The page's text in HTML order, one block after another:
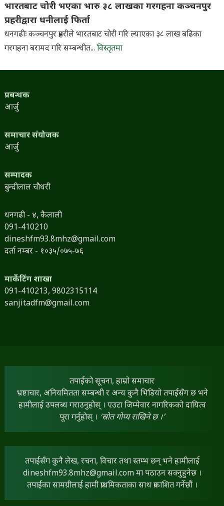
भारतबाट चोरी भएका भारु ३८ लाखका गरगहना कञ्चनपुर
प्रहरीद्वारा धनीलाई फिर्ता
धनगढीः कञ्चनपुर प्रहरीले भारतबाट चोरी गरि ल्याएका ३८ लाख बढिका
गरगहना बरामद गरि सम्बन्धीत... विस्तृतमा
प्रबन्धक
आर्जु
समाचार संयोजक
आर्जु
सम्पादक
बुन्दीलाल चौधरी
धनगढी - ४, कैलाली
091-410210
dineshfm93.8mhz@gmail.com
दर्ता नम्बर - १०३५/०७५-७६
मार्केटिंग शाखा
091-410213, 9802315114
sanjitadfm@gmail.com
तपाईंको सूचना, हाम्रो समाचार
भ्रष्टाचार, अनियमितता सम्बन्धी र अन्य कुनै भिडियो तपाईंसँग छ भने
हामीलाई उपलब्ध गराउनुहोस् । एउटा जिम्मेवार नागरिकको दायित्व
पूरा गर्नुहोस् । ‘स्रोत गोप्य राखिने छ ।’
तपाईंसँग कुनै लेख, रचना, विचार तथा स्तम्भ छन् भने हामीलाई
dineshfm93.8mhz@gmail.comमा पठाउन सक्नुहुनेछ ।
तपाईंका सामग्रीलाई हामी प्राथमिकताका साथ प्रकाशित गर्नेछौं ।